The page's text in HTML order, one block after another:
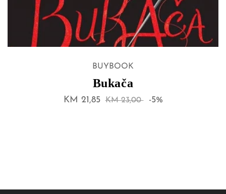
Izdavač:
BUYBOOK
Bukača
Akcijska
KM 21,85
RegularnaKM 23,00 -5%